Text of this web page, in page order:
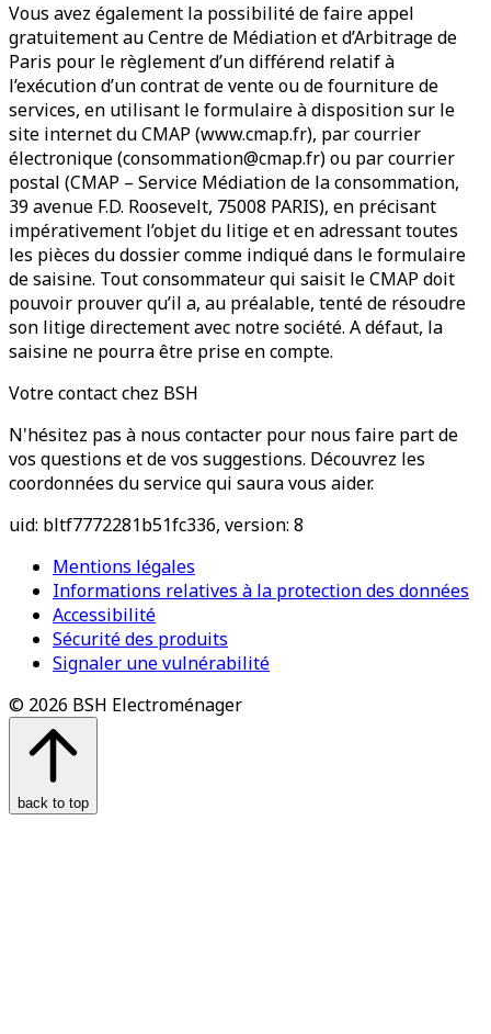
Vous avez également la possibilité de faire appel
gratuitement au Centre de Médiation et d’Arbitrage de
Paris pour le règlement d’un différend relatif à
l’exécution d’un contrat de vente ou de fourniture de
services, en utilisant le formulaire à disposition sur le
site internet du CMAP (www.cmap.fr), par courrier
électronique (consommation@cmap.fr) ou par courrier
postal (CMAP – Service Médiation de la consommation,
39 avenue F.D. Roosevelt, 75008 PARIS), en précisant
impérativement l’objet du litige et en adressant toutes
les pièces du dossier comme indiqué dans le formulaire
de saisine. Tout consommateur qui saisit le CMAP doit
pouvoir prouver qu’il a, au préalable, tenté de résoudre
son litige directement avec notre société. A défaut, la
saisine ne pourra être prise en compte.
Votre contact chez BSH
N'hésitez pas à nous contacter pour nous faire part de
vos questions et de vos suggestions. Découvrez les
coordonnées du service qui saura vous aider.
uid: bltf7772281b51fc336, version: 8
Mentions légales
Informations relatives à la protection des données
Accessibilité
Sécurité des produits
Signaler une vulnérabilité
© 2026 BSH Electroménager
back to top